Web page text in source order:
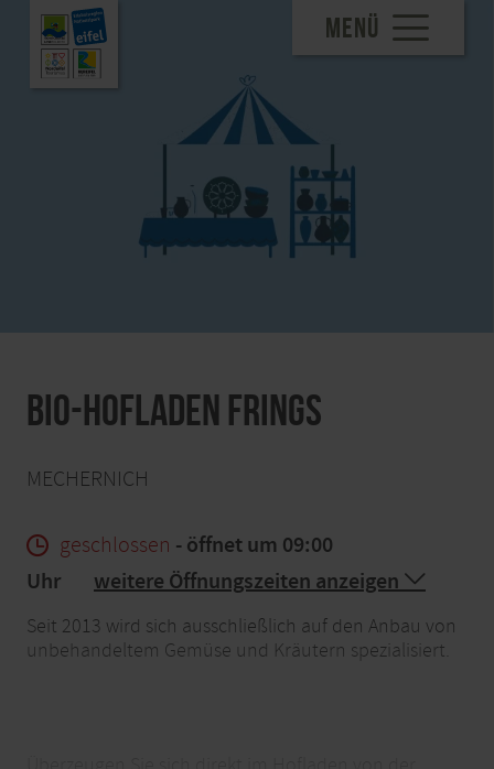
MENÜ
Bio-Hofladen Frings
MECHERNICH
geschlossen - öffnet um 09:00
Uhr
weitere Öffnungszeiten anzeigen
Seit 2013 wird sich ausschließlich auf den Anbau von
unbehandeltem Gemüse und Kräutern spezialisiert.